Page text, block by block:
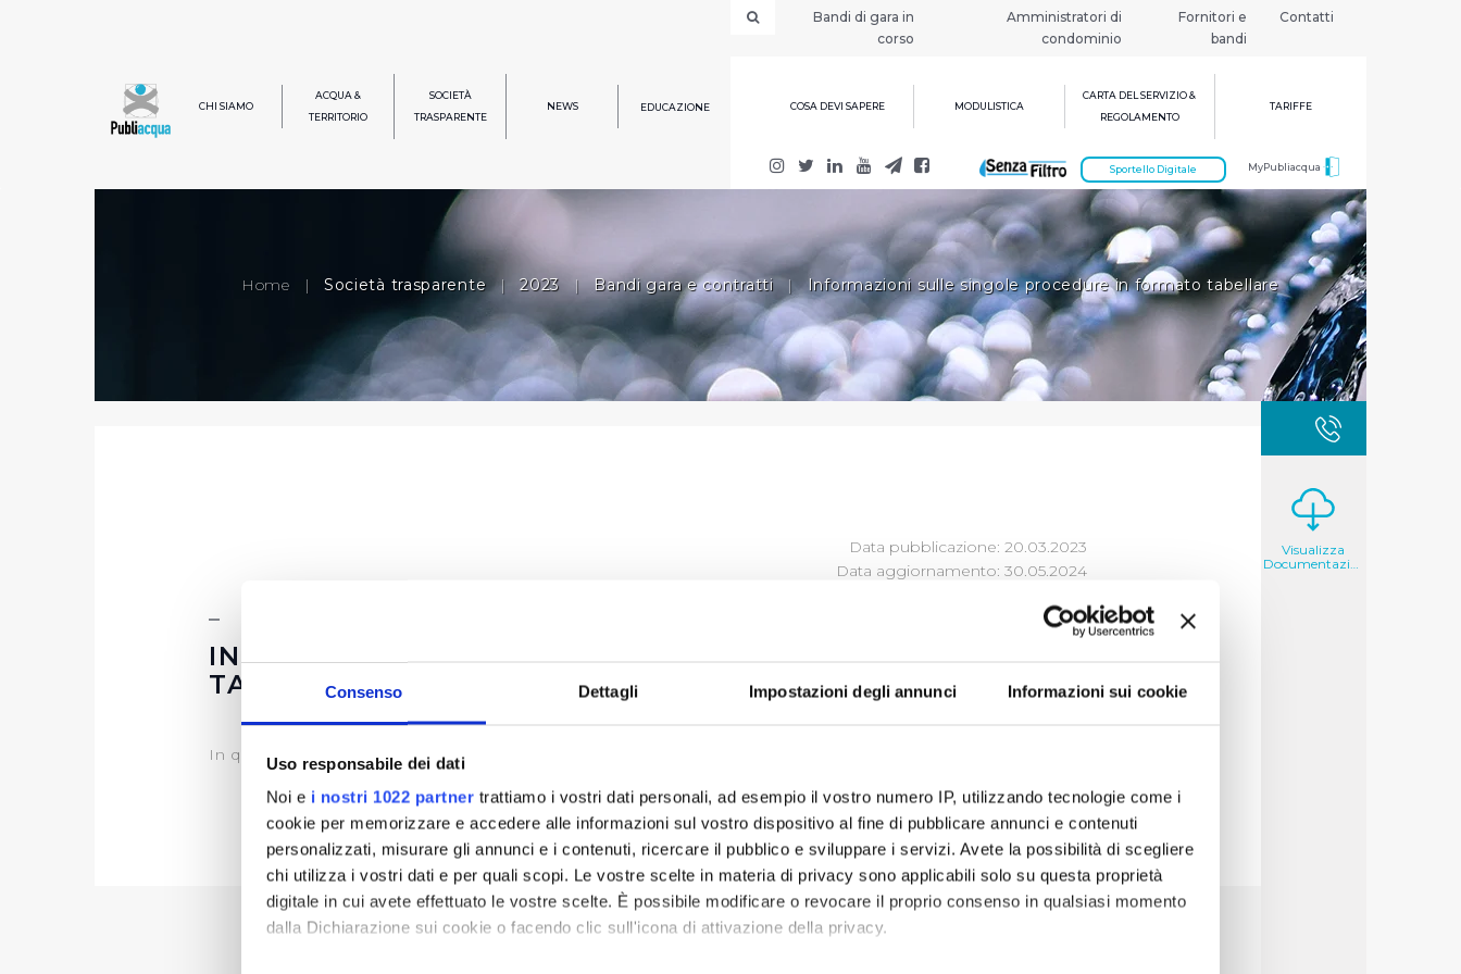
Consenso Dettagli Impostazioni degli annunci Informazioni sui cookie
Uso responsabile dei dati
Noi e i nostri 1022 partner trattiamo i vostri dati personali, ad esempio il vostro numero IP, utilizzando tecnologie come i
cookie per memorizzare e accedere alle informazioni sul vostro dispositivo al fine di pubblicare annunci e contenuti
personalizzati, misurare gli annunci e i contenuti, ricercare il pubblico e sviluppare i servizi. Avete la possibilità di scegliere
chi utilizza i vostri dati e per quali scopi. Le vostre scelte in materia di privacy sono applicabili solo su questa proprietà
digitale in cui avete effettuato le vostre scelte. È possibile modificare o revocare il proprio consenso in qualsiasi momento
dalla Dichiarazione sui cookie o facendo clic sull'icona di attivazione della privacy.
Bandi di gara in
corso
Amministratori di
condominio
Fornitori e
bandi
Contatti
CHI SIAMO
ACQUA &
TERRITORIO
SOCIETÀ
TRASPARENTE
NEWS EDUCAZIONE COSA DEVI SAPERE MODULISTICA
CARTA DEL SERVIZIO &
REGOLAMENTO
TARIFFE
MyPubliacqua
Sportello Digitale
Home | Società trasparente | 2023 | Bandi gara e contratti | Informazioni sulle singole procedure in formato tabellare
Data pubblicazione: 20.03.2023
Data aggiornamento: 30.05.2024
INFORMAZIONI SULLE SINGOLE PROCEDURE IN FORMATO
TABELLARE
In questa sezione è possibile trovare i
« prima ‹ precedente … 9 10 11 12 13 14
Visualizza
Documentazione